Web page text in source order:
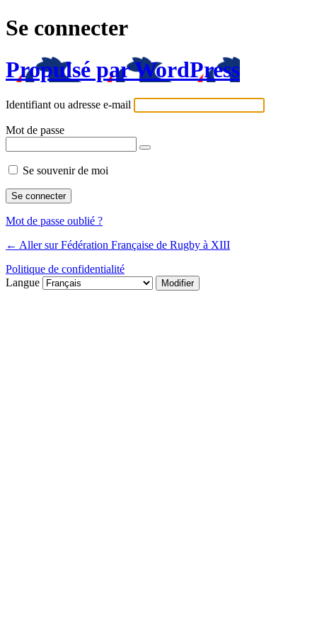
Se connecter
Propulsé par WordPress
Identifiant ou adresse e-mail
Mot de passe
Se souvenir de moi
Mot de passe oublié ?
← Aller sur Fédération Française de Rugby à XIII
Politique de confidentialité
Langue